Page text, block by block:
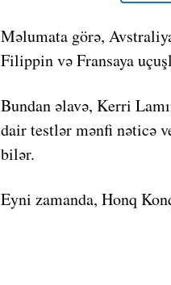
Məlumata görə,
Filippin və Fransaya
Bundan əlavə, Kerri
dair testlər mənfi nəticə
bilər.
Eyni zamanda, Honq